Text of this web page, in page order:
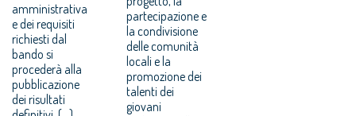
amministrativa
e dei requisiti
richiesti dal
bando si
procederà alla
pubblicazione
dei risultati
partecipazione e
la condivisione
delle comunità
locali e la
promozione dei
talenti dei
giovani